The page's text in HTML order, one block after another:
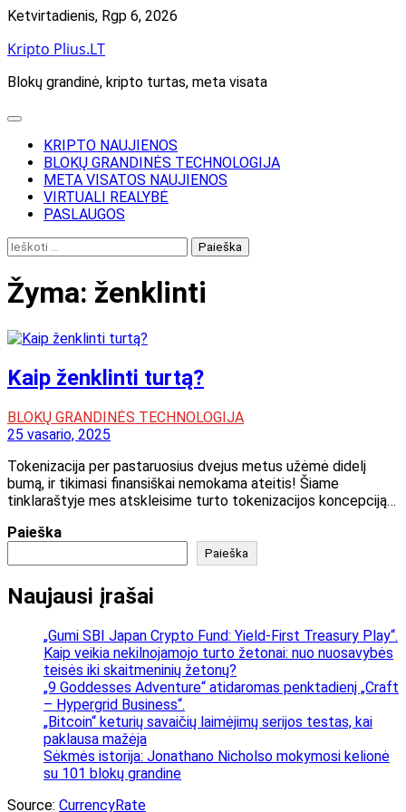
Skip
content
Ketvirtadienis, Rgp 6, 2026
Kripto Plius.LT
Blokų grandinė, kripto turtas, meta visata
KRIPTO NAUJIENOS
BLOKŲ GRANDINĖS TECHNOLOGIJA
META VISATOS NAUJIENOS
VIRTUALI REALYBĖ
PASLAUGOS
Ieškoti:
Žyma: ženklinti
Kaip ženklinti turtą?
BLOKŲ GRANDINĖS TECHNOLOGIJA
25 vasario, 2025
Tokenizacija per pastaruosius dvejus metus užėmė didelį
bumą, ir tikimasi finansiškai nemokama ateitis! Šiame
tinklaraštyje mes atskleisime turto tokenizacijos koncepciją…
Paieška
Paieška
Naujausi įrašai
„Gumi SBI Japan Crypto Fund: Yield-First Treasury Play“.
Kaip veikia nekilnojamojo turto žetonai: nuo nuosavybės
teisės iki skaitmeninių žetonų?
„9 Goddesses Adventure“ atidaromas penktadienį „Craft
– Hypergrid Business“.
„Bitcoin“ keturių savaičių laimėjimų serijos testas, kai
paklausa mažėja
Sėkmės istorija: Jonathano Nicholso mokymosi kelionė
su 101 blokų grandine
Source: CurrencyRate